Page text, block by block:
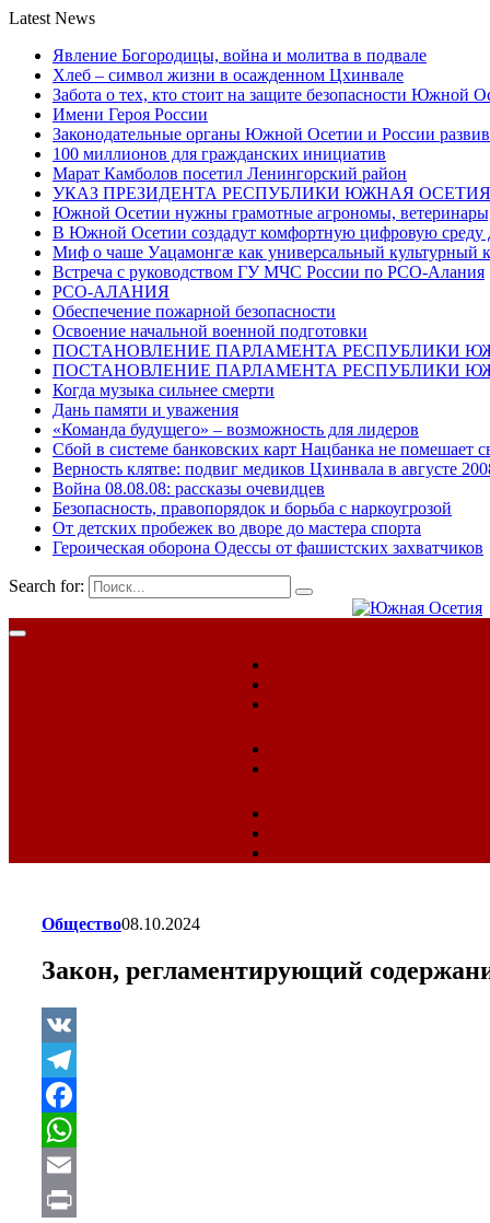
Latest News
Явление Богородицы, война и молитва в подвале
Хлеб – символ жизни в осажденном Цхинвале
Забота о тех, кто стоит на защите безопасности Южной
Имени Героя России
Законодательные органы Южной Осетии и России
100 миллионов для гражданских инициатив
Марат Камболов посетил Ленингорский район
УКАЗ ПРЕЗИДЕНТА РЕСПУБЛИКИ ЮЖНАЯ ОСЕТИЯ
Южной Осетии нужны грамотные агрономы, ветеринары,
В Южной Осетии создадут комфортную цифровую среду
Миф о чаше Уацамонгæ как универсальный культурный
Встреча с руководством ГУ МЧС России по РСО-Алания
РСО-АЛАНИЯ
Обеспечение пожарной безопасности
Освоение начальной военной подготовки
ПОСТАНОВЛЕНИЕ ПАРЛАМЕНТА РЕСПУБЛИКИ
ПОСТАНОВЛЕНИЕ ПАРЛАМЕНТА РЕСПУБЛИКИ
Когда музыка сильнее смерти
Дань памяти и уважения
«Команда будущего» – возможность для лидеров
Сбой в системе банковских карт Нацбанка не помешает
Верность клятве: подвиг медиков Цхинвала в августе
Война 08.08.08: рассказы очевидцев
Безопасность, правопорядок и борьба с наркоугрозой
От детских пробежек во дворе до мастера спорта
Героическая оборона Одессы от фашистских захватчиков
Search for:
Общество08.10.2024
Закон, регламентирующий
VK
Telegram
Facebook
WhatsApp
Email